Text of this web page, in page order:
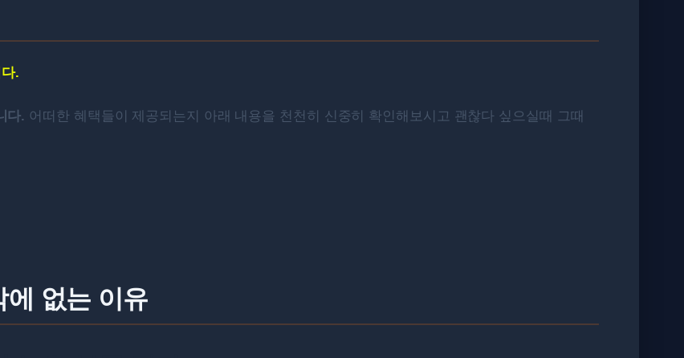
.
다. 어떠한 혜택들이 제공되는지 아래 내용을 천천히 신중히 확인해보시고 괜찮다 싶으실때 그때
에 없는 이유